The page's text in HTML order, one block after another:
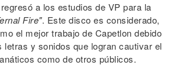
a los estudios de VP para la
Fire". Este disco es considerado,
el mejor trabajo de Capetlon debido
letras y sonidos que logran cautivar el
como de otros públicos.